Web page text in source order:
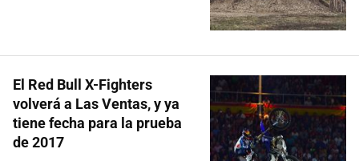
El Red Bull X-Fighters
volverá a Las Ventas, y ya
tiene fecha para la prueba
de 2017